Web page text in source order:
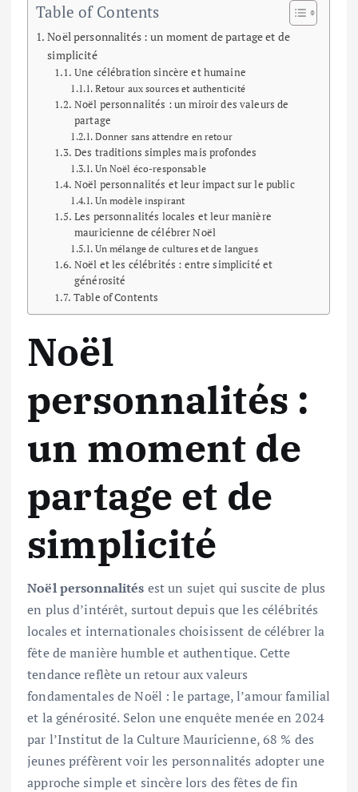
Table of Contents
Noël personnalités : un moment de partage et de
simplicité
Une célébration sincère et humaine
Retour aux sources et authenticité
Noël personnalités : un miroir des valeurs de
partage
Donner sans attendre en retour
Des traditions simples mais profondes
Un Noël éco-responsable
Noël personnalités et leur impact sur le public
Un modèle inspirant
Les personnalités locales et leur manière
mauricienne de célébrer Noël
Un mélange de cultures et de langues
Noël et les célébrités : entre simplicité et
générosité
Table of Contents
Noël
personnalités :
un moment de
partage et de
simplicité
Noël personnalités est un sujet qui suscite de plus
en plus d’intérêt, surtout depuis que les célébrités
locales et internationales choisissent de célébrer la
fête de manière humble et authentique. Cette
tendance reflète un retour aux valeurs
fondamentales de Noël : le partage, l’amour familial
et la générosité. Selon une enquête menée en 2024
par l’Institut de la Culture Mauricienne, 68 % des
jeunes préfèrent voir les personnalités adopter une
approche simple et sincère lors des fêtes de fin